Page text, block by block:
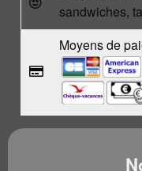
sandwiches,
Moyens de